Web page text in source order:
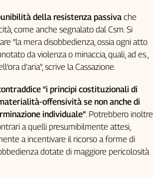
della resistenza passiva che
come anche segnalato dal Csm. Si
“la mera disobbedienza, ossia ogni atto
da violenza o minaccia, quali, ad es.,
d’aria”, scrive la Cassazione.
“i principi costituzionali di
offensività se non anche di
individuale”. Potrebbero inoltre
a quelli presumibilmente attesi,
a incentivare il ricorso a forme di
dotate di maggiore pericolosità